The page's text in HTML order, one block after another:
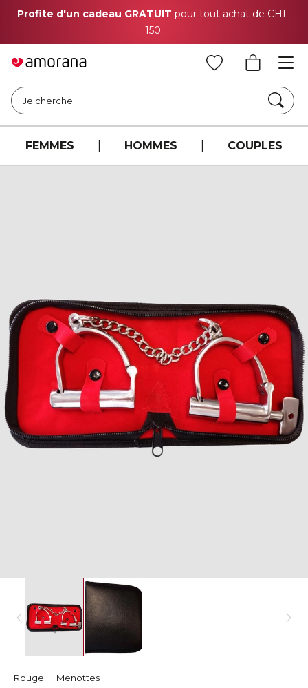
Profite d'un cadeau GRATUIT pour tout achat de CHF
150
Je cherche ..
FEMMES HOMMES COUPLES
Rouge Menottes